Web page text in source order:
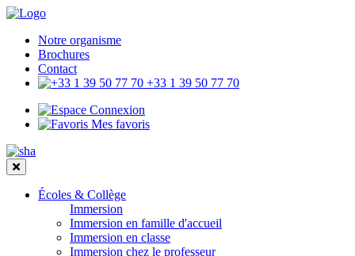
Notre organisme
Brochures
Contact
+33 1 39 50 77 70
Connexion
Mes favoris
Écoles & Collège
Immersion
Immersion en famille d'accueil
Immersion en classe
Immersion chez le professeur